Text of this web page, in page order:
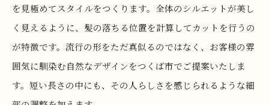
を見極めてスタイルをつくります。全体のシルエットが美し
く見えるように、髪の落ちる位置を計算してカットを行うの
が特徴です。流行の形をただ真似るのではなく、お客様の雰
囲気に馴染む自然なデザインをつくば市でご提案いたしま
す。短い長さの中にも、その人らしさを感じられるような細